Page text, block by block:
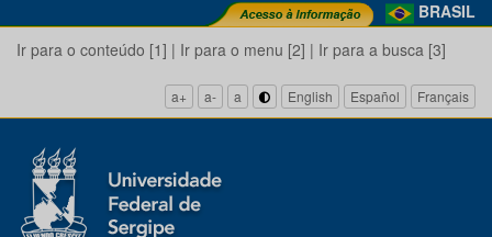
BRASIL
Ir para o conteúdo [1] | Ir para o menu [2] | Ir para a busca [3]
a+ a- a English Español Français